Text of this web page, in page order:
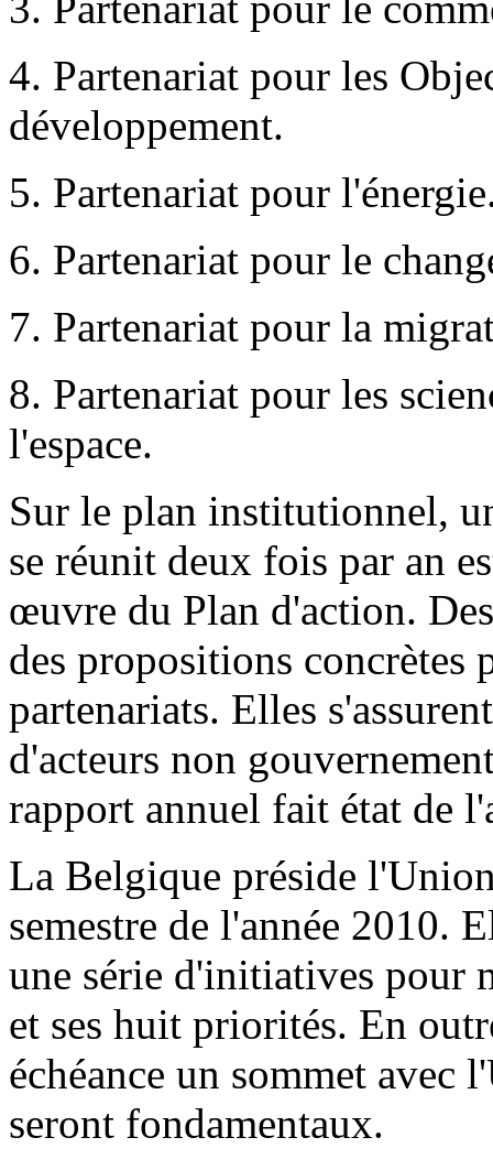
4. Partenariat pour les
développement.
5. Partenariat pour
6. Partenariat pour le
7. Partenariat pour la
8. Partenariat pour les
l'espace.
Sur le plan institutionnel,
se réunit deux fois par an
œuvre du Plan d'action.
des propositions concrètes
partenariats. Elles
d'acteurs non
rapport annuel fait état de
La Belgique préside
semestre de l'année 2010.
une série d'initiatives pour
et ses huit priorités. En
échéance un sommet
seront fondamentaux.